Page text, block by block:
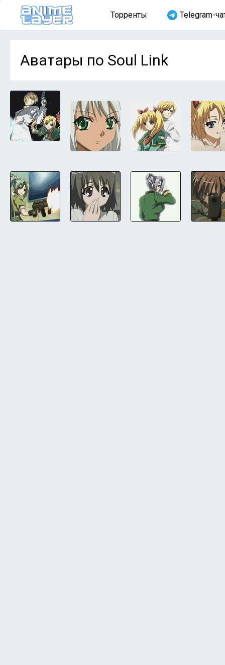
Торренты Telegram-
Аватары по Soul Link